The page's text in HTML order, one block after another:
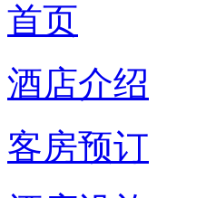
首页
酒店介绍
客房预订